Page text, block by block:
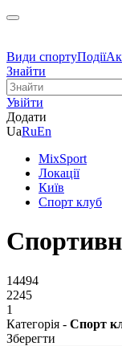
Види спортуПодії
Знайти
Увійти
Додати
UaRuEn
MixSport
Локації
Київ
Спорт клуб
14494
2245
1
Категорія - Спорт
Зберегти